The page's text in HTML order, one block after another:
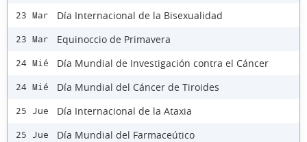
23 Mar Día Internacional de la Bisexualidad
23 Mar Equinoccio de Primavera
24 Mié Día Mundial de Investigación contra el Cáncer
24 Mié Día Mundial del Cáncer de Tiroides
25 Jue Día Internacional de la Ataxia
25 Jue Día Mundial del Farmaceútico